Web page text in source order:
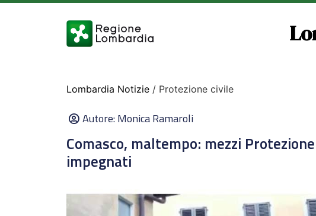
Lombardia Notizie / Protezione civile
Autore:Monica Ramaroli
Comasco, maltempo: mezzi
impegnati